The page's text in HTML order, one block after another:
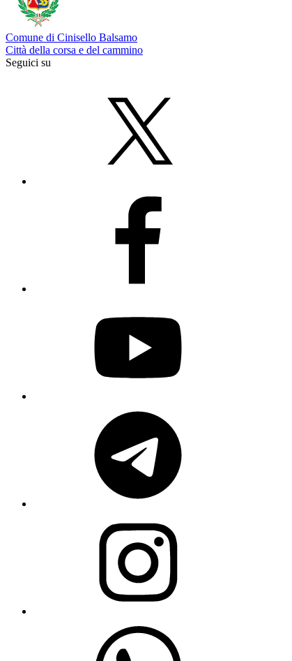
Comune di Cinisello Balsamo
Città della corsa e del cammino
Seguici su